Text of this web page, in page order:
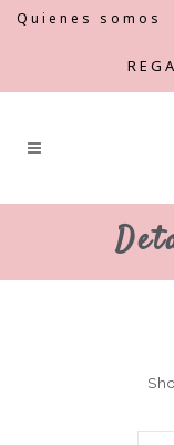
Quienes somos